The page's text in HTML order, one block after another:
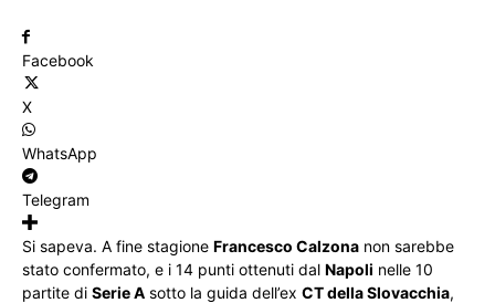
Facebook
X
WhatsApp
Telegram
Si sapeva. A fine stagione Francesco Calzona non sarebbe
stato confermato, e i 14 punti ottenuti dal Napoli nelle 10
partite di Serie A sotto la guida dell’ex CT della Slovacchia,